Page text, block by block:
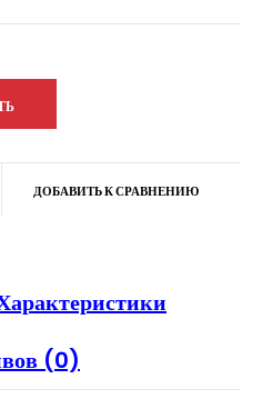
ДОБАВИТЬ К СРАВНЕНИЮ
(0)